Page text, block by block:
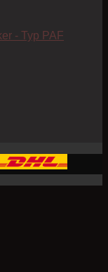
- Typ PAF